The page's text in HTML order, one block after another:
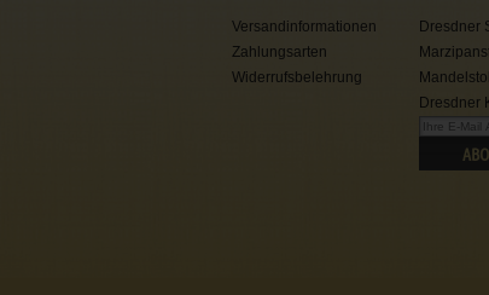
Versandinformationen
Zahlungsarten
Widerrufsbelehrung
Dresdner
Dresdner